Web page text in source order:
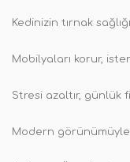
Kedinizin tırnak
Mobilyaları korur,
Stresi azaltır, günlük
Modern